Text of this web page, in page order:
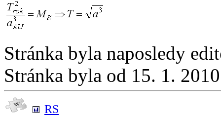
Stránka byla naposledy
Stránka byla od 15. 1.
RS